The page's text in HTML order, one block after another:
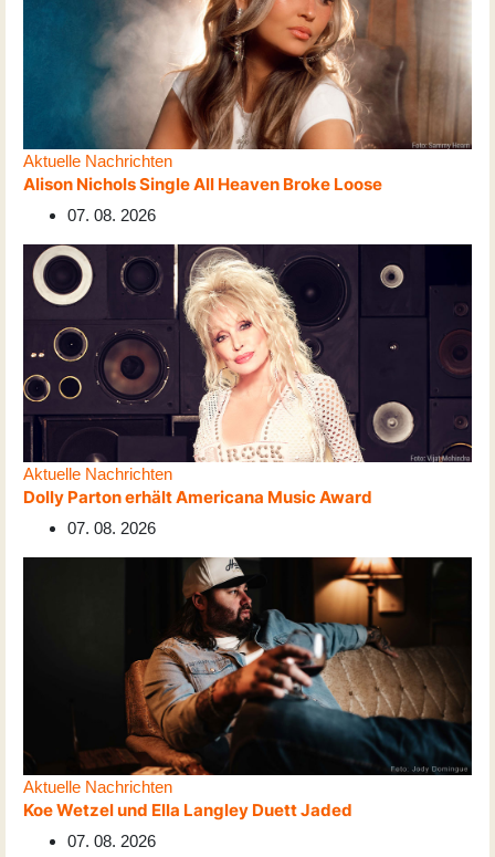
Aktuelle Nachrichten
Alison Nichols Single All Heaven Broke Loose
07. 08. 2026
Aktuelle Nachrichten
Dolly Parton erhält Americana Music Award
07. 08. 2026
Aktuelle Nachrichten
Koe Wetzel und Ella Langley Duett Jaded
07. 08. 2026